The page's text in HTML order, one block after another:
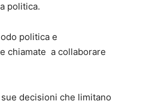
politica.
politica e
chiamate a collaborare
decisioni che limitano